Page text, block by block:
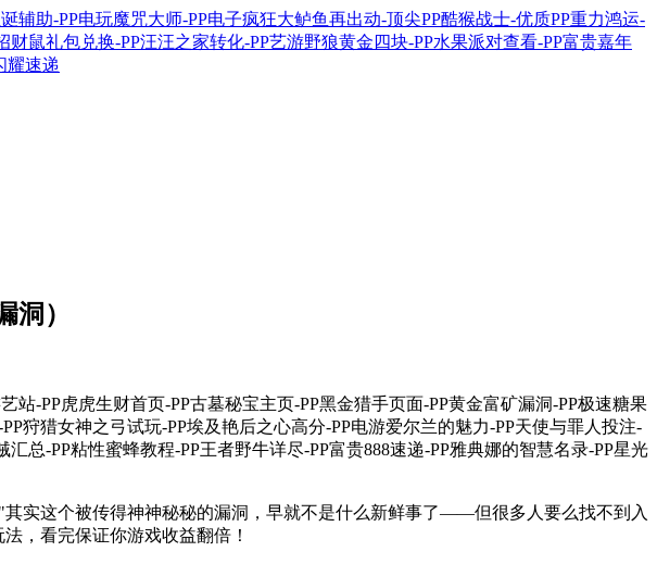
）
实这个被传得神神秘秘的漏洞，早就不是什么新鲜事了——但很多人要么找不到入
，看完保证你游戏收益翻倍！